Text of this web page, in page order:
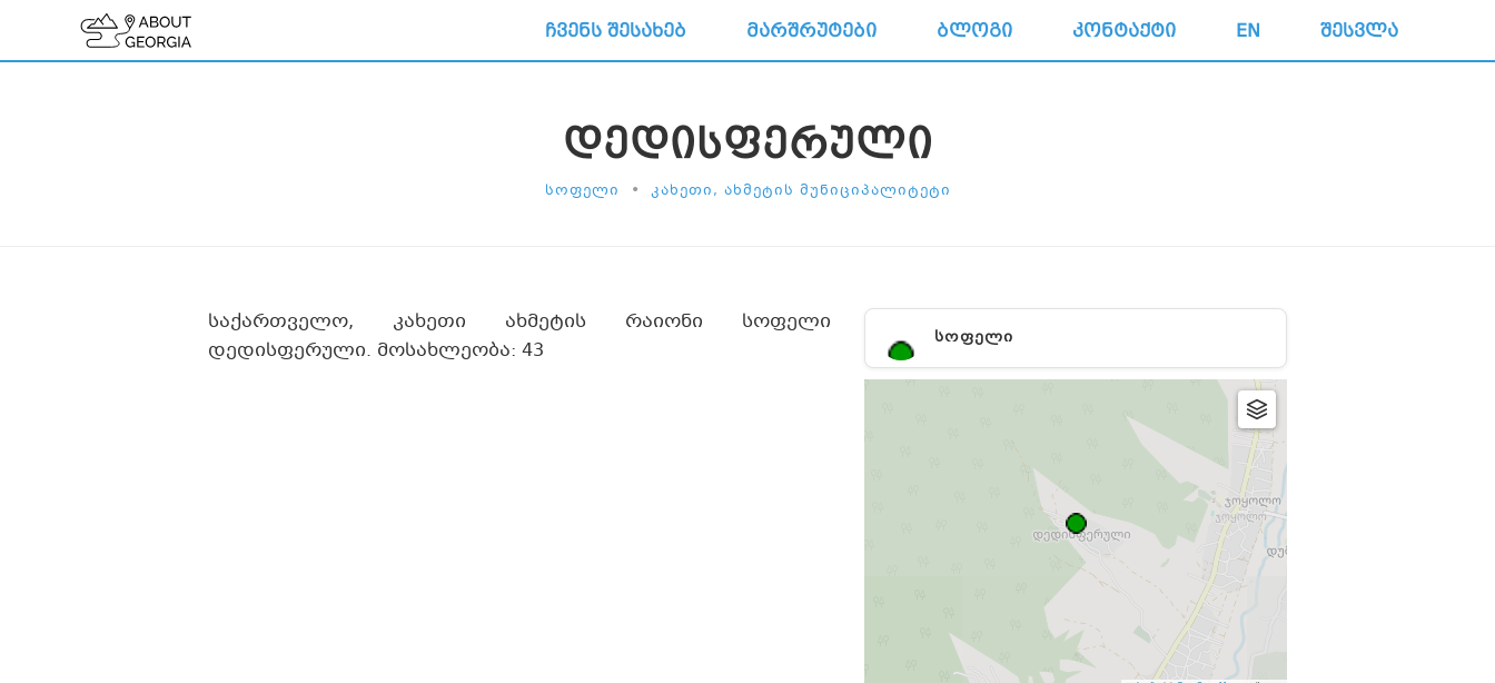
ᲩᲕᲔᲜᲡ ᲨᲔᲡᲐᲮᲔᲑ ᲛᲐᲠᲨᲠᲣᲢᲔᲑᲘ ᲑᲚᲝᲒᲘ ᲙᲝᲜᲢᲐᲥᲢᲘ EN ᲨᲔᲡᲕᲚᲐ
ᲓᲔᲓᲘᲡᲤᲔᲠᲣᲚᲘ
ᲡᲝᲤᲔᲚᲘ • ᲙᲐᲮᲔᲗᲘ, ᲐᲮᲛᲔᲢᲘᲡ ᲛᲣᲜᲘᲪᲘᲞᲐᲚᲘᲢᲔᲢᲘ
ᲡᲝᲤᲔᲚᲘ
საქართველო, კახეთი ახმეტის რაიონი სოფელი
დედისფერული. მოსახლეობა: 43